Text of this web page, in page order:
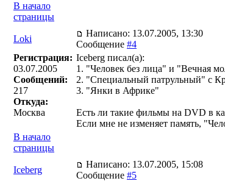
В начало
страницы
Loki
Написано: 13.07.2005, 13:30
Сообщение #4
Регистрация:
03.07.2005
Сообщений:
217
Откуда:
Москва
Iceberg писал(a):
1. "Человек без лица" и "Вечная
2. "Специальный патрульный" с
3. "Янки в Африке"
Есть ли такие фильмы на DVD в
Если мне не изменяет память,
В начало
страницы
Iceberg
Написано: 13.07.2005, 15:08
Сообщение #5